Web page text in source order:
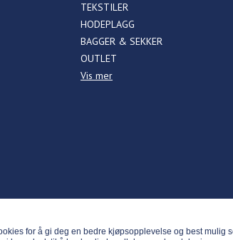
TEKSTILER
HODEPLAGG
BAGGER & SEKKER
OUTLET
Vis mer
for å gi deg en bedre kjøpsopplevelse og best mulig